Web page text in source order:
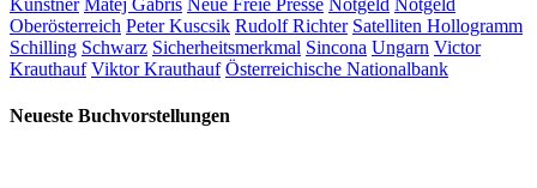
Oberösterreich Peter Kuscsik Rudolf Richter Satelliten Hollogramm
Schilling Schwarz Sicherheitsmerkmal Sincona Ungarn Victor
Krauthauf Viktor Krauthauf Österreichische Nationalbank
Neueste Buchvorstellungen